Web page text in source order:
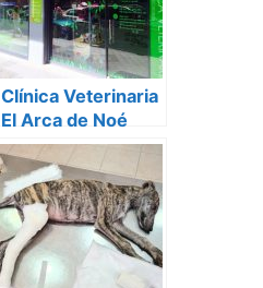
Clínica Veterinaria
El Arca de Noé